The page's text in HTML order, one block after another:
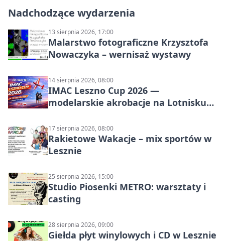
Nadchodzące wydarzenia
13 sierpnia 2026, 17:00
Malarstwo fotograficzne Krzysztofa
Nowaczyka – wernisaż wystawy
14 sierpnia 2026, 08:00
IMAC Leszno Cup 2026 —
modelarskie akrobacje na Lotnisku
17 sierpnia 2026, 08:00
Rakietowe Wakacje – mix sportów w
Lesznie
25 sierpnia 2026, 15:00
Studio Piosenki METRO: warsztaty i
casting
28 sierpnia 2026, 09:00
Giełda płyt winylowych i CD w Lesznie